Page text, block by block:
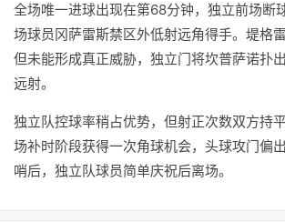
全场唯一进球出现在第68分钟，独立前场断
场球员冈萨雷斯禁区外低射远角得手。堤格
但未能形成真正威胁，独立门将坎普萨诺扑
远射。
独立队控球率稍占优势，但射正次数双方持
场补时阶段获得一次角球机会，头球攻门偏
哨后，独立队球员简单庆祝后离场。